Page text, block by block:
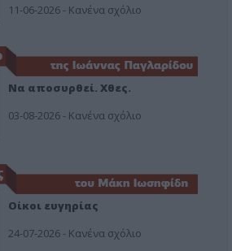
11-06-2026 - Κανένα σχόλιο
Να αποσυρθεί. Χθες.
03-08-2026 - Κανένα σχόλιο
Οίκοι ευγηρίας
24-07-2026 - Κανένα σχόλιο